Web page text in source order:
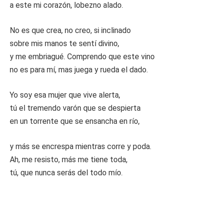
a este mi corazón, lobezno alado.
No es que crea, no creo, si inclinado
sobre mis manos te sentí divino,
y me embriagué. Comprendo que este vino
no es para mí, mas juega y rueda el dado.
Yo soy esa mujer que vive alerta,
tú el tremendo varón que se despierta
en un torrente que se ensancha en río,
y más se encrespa mientras corre y poda.
Ah, me resisto, más me tiene toda,
tú, que nunca serás del todo mío.